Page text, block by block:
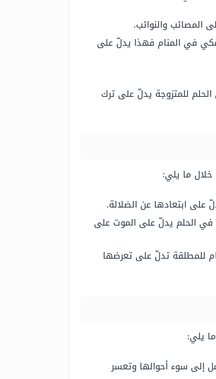
المصائب والنوائب.
في المنام فهذا يدلّ على
للمتزوجة يدلّ على ترك
ما يلي:
على ابتعادها عن الضلالة.
في الحلم يدلّ على الموت على
للمطلقة تدلّ على تعرضها
يلي:
إلى سوء أحوالها وتعسر